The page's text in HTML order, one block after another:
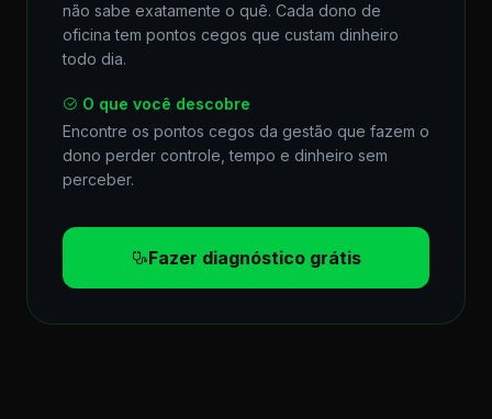
não sabe exatamente o quê. Cada dono de
oficina tem pontos cegos que custam dinheiro
todo dia.
O que você descobre
Encontre os pontos cegos da gestão que fazem o
dono perder controle, tempo e dinheiro sem
perceber.
Fazer diagnóstico grátis